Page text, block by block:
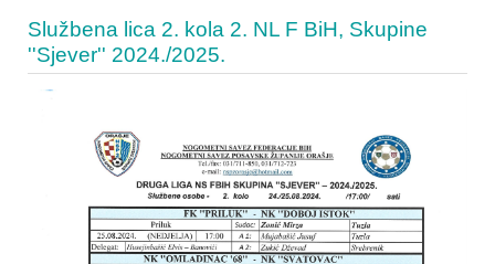
Službena lica 2. kola 2. NL F BiH, Skupine
''Sjever'' 2024./2025.